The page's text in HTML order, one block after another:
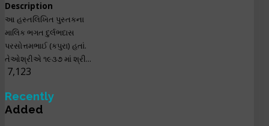
Description
આ હસ્તલિખિત પુસ્તકના
માલિક ભગત દુર્લભદાસ
પરસોત્તમભાઈ (કપુરા) હતાં.
તેઓશ્રીએ ૧૯૩૭ માં શ્રી...
7,123
Recently
Added